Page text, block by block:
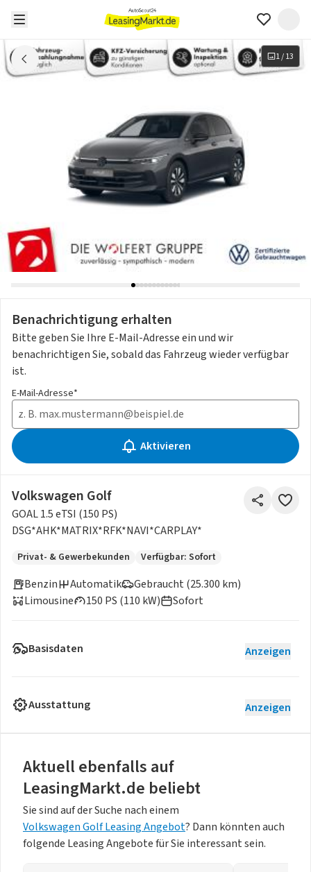
1/13
Benachrichtigung erhalten
Bitte geben Sie Ihre E-Mail-Adresse ein und wir
benachrichtigen Sie, sobald das Fahrzeug wieder verfügbar
ist.
E-Mail-Adresse*
Aktivieren
Volkswagen Golf
GOAL 1.5 eTSI (150 PS)
DSG*AHK*MATRIX*RFK*NAVI*CARPLAY*
Privat- & Gewerbekunden Verfügbar: Sofort
Benzin
Gebraucht (25.300 km)
150 PS (110 kW)
Automatik
Limousine
Sofort
Basisdaten Anzeigen
Ausstattung Anzeigen
Aktuell ebenfalls auf
LeasingMarkt.de beliebt
Sie sind auf der Suche nach einem
Volkswagen Golf Leasing Angebot? Dann könnten auch
folgende Leasing Angebote für Sie interessant sein.